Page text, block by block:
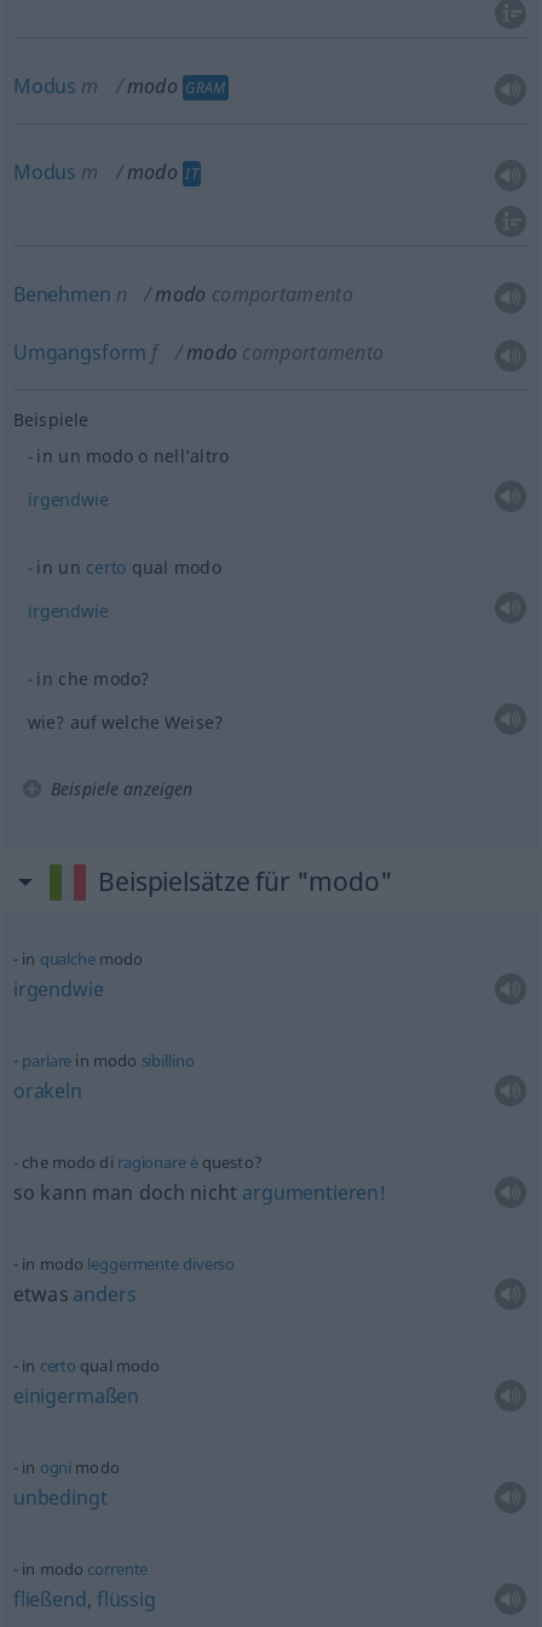
Modus m modo GRAM
Modus m modo IT
Benehmen n modo comportamento
Umgangsform f modo comportamento
Beispiele
in un modo o nell’altro
irgendwie
in un certo qual modo
irgendwie
in che modo?
wie? auf welche Weise?
Beispiele anzeigen
Beispielsätze für "modo"
in qualchemodo
irgendwie
parlare in modo sibillino
orakeln
che modo di ragionare èquesto?
so kann man doch nicht argumentieren!
in modo leggermente diverso
etwas anders
in certo qual modo
einigermaßen
in ogni modo
unbedingt
in modo corrente
fließend, flüssig